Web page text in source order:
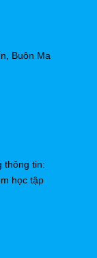
Buôn Ma
thông tin:
học tập